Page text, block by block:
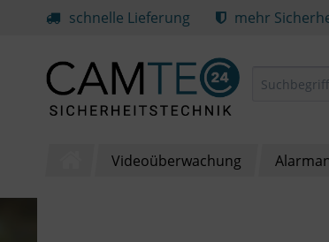
schnelle Lieferung mehr
Videoüberwachung